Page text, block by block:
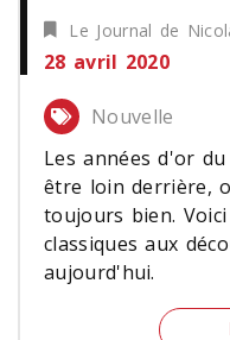
Le Journal de
28 avril 2020
Nouvelle
Les années d'or
être loin derrière,
toujours bien.
classiques aux
aujourd'hui.